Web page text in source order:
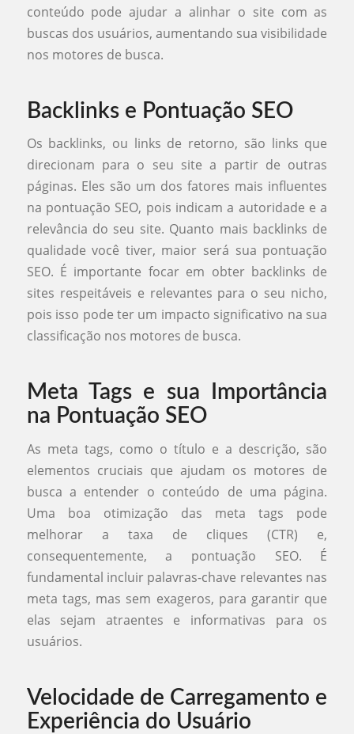
conteúdo pode ajudar a alinhar o site com as
buscas dos usuários, aumentando sua visibilidade
nos motores de busca.
Backlinks e Pontuação SEO
Os backlinks, ou links de retorno, são links que
direcionam para o seu site a partir de outras
páginas. Eles são um dos fatores mais influentes
na pontuação SEO, pois indicam a autoridade e a
relevância do seu site. Quanto mais backlinks de
qualidade você tiver, maior será sua pontuação
SEO. É importante focar em obter backlinks de
sites respeitáveis e relevantes para o seu nicho,
pois isso pode ter um impacto significativo na sua
classificação nos motores de busca.
Meta Tags e sua Importância
na Pontuação SEO
As meta tags, como o título e a descrição, são
elementos cruciais que ajudam os motores de
busca a entender o conteúdo de uma página.
Uma boa otimização das meta tags pode
melhorar a taxa de cliques (CTR) e,
consequentemente, a pontuação SEO. É
fundamental incluir palavras-chave relevantes nas
meta tags, mas sem exageros, para garantir que
elas sejam atraentes e informativas para os
usuários.
Velocidade de Carregamento e
Experiência do Usuário